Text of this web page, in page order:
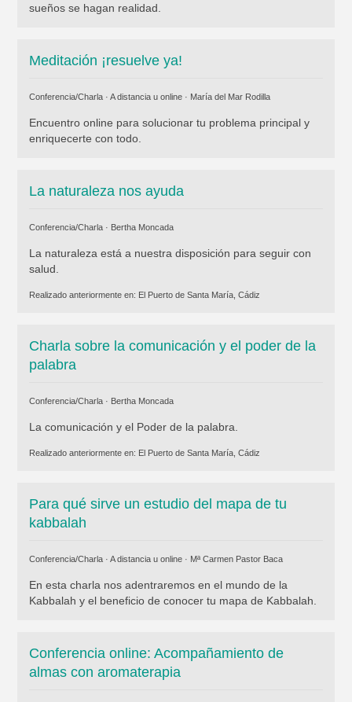
sueños se hagan realidad.
Meditación ¡resuelve ya!
Conferencia/Charla · A distancia u online · María del Mar Rodilla
Encuentro online para solucionar tu problema principal y
enriquecerte con todo.
La naturaleza nos ayuda
Conferencia/Charla · Bertha Moncada
La naturaleza está a nuestra disposición para seguir con
salud.
Realizado anteriormente en: El Puerto de Santa María, Cádiz
Charla sobre la comunicación y el poder de la
palabra
Conferencia/Charla · Bertha Moncada
La comunicación y el Poder de la palabra.
Realizado anteriormente en: El Puerto de Santa María, Cádiz
Para qué sirve un estudio del mapa de tu
kabbalah
Conferencia/Charla · A distancia u online · Mª Carmen Pastor Baca
En esta charla nos adentraremos en el mundo de la
Kabbalah y el beneficio de conocer tu mapa de Kabbalah.
Conferencia online: Acompañamiento de
almas con aromaterapia